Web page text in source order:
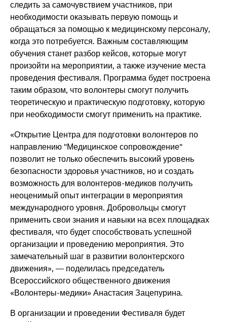
следить за самочувствием участников, при
необходимости оказывать первую помощь и
обращаться за помощью к медицинскому персоналу,
когда это потребуется. Важным составляющим
обучения станет разбор кейсов, которые могут
произойти на мероприятии, а также изучение места
проведения фестиваля. Программа будет построена
таким образом, что волонтеры смогут получить
теоретическую и практическую подготовку, которую
при необходимости смогут применить на практике.
«Открытие Центра для подготовки волонтеров по
направлению "Медицинское сопровождение"
позволит не только обеспечить высокий уровень
безопасности здоровья участников, но и создать
возможность для волонтеров-медиков получить
неоценимый опыт интеграции в мероприятия
международного уровня. Добровольцы смогут
применить свои знания и навыки на всех площадках
фестиваля, что будет способствовать успешной
организации и проведению мероприятия. Это
замечательный шаг в развитии волонтерского
движения», — поделилась председатель
Всероссийского общественного движения
«Волонтеры-медики» Анастасия Зацепурина.
В организации и проведении Фестиваля будет